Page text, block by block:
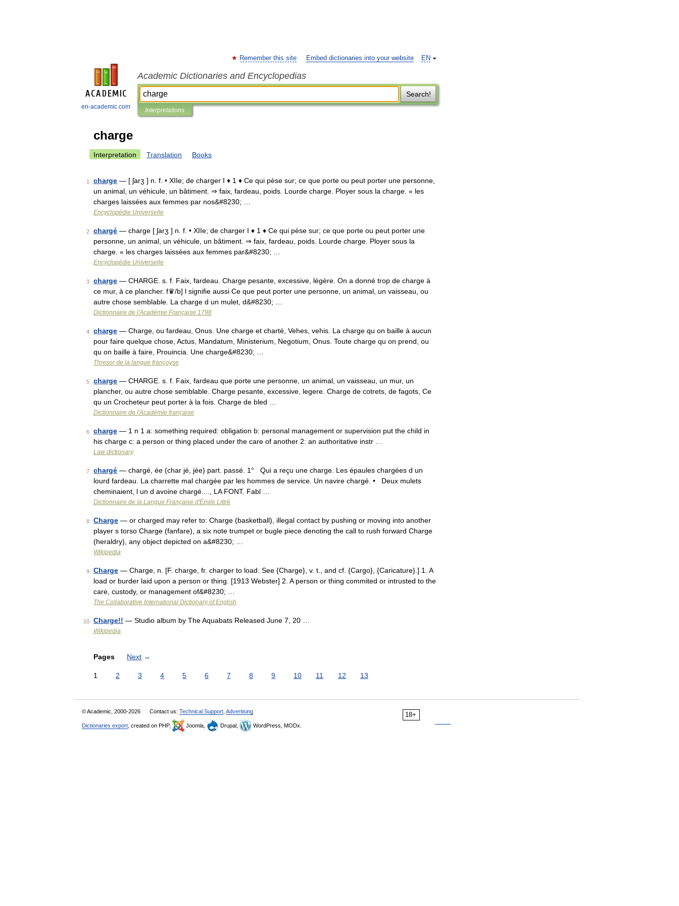
en-academic.com
EN
Remember this site Embed dictionaries into your website
Academic Dictionaries and Encyclopedias
Search!
Interpretations
charge
Interpretation Translation Books
1 charge — [ ʃarʒ ] n. f. • XIIe; de charger I ♦ 1 ♦ Ce qui pèse sur; ce que porte ou peut porter une personne,
un animal, un véhicule, un bâtiment. ⇒ faix, fardeau, poids. Lourde charge. Ployer sous la charge. « les
charges laissées aux femmes par nos&#8230; …
Encyclopédie Universelle
2 chargé — charge [ ʃarʒ ] n. f. • XIIe; de charger I ♦ 1 ♦ Ce qui pèse sur; ce que porte ou peut porter une
personne, un animal, un véhicule, un bâtiment. ⇒ faix, fardeau, poids. Lourde charge. Ployer sous la
charge. « les charges laissées aux femmes par&#8230; …
Encyclopédie Universelle
3 charge — CHARGE. s. f. Faix, fardeau. Charge pesante, excessive, légère. On a donné trop de charge à
ce mur, à ce plancher. f♛/b] l signifie aussi Ce que peut porter une personne, un animal, un vaisseau, ou
autre chose semblable. La charge d un mulet, d&#8230; …
Dictionnaire de l'Académie Française 1798
4 charge — Charge, ou fardeau, Onus. Une charge et charté, Vehes, vehis. La charge qu on baille à aucun
pour faire quelque chose, Actus, Mandatum, Ministerium, Negotium, Onus. Toute charge qu on prend, ou
qu on baille à faire, Prouincia. Une charge&#8230; …
Thresor de la langue françoyse
5 charge — CHARGE. s. f. Faix, fardeau que porte une personne, un animal, un vaisseau, un mur, un
plancher, ou autre chose semblable. Charge pesante, excessive, legere. Charge de cotrets, de fagots, Ce
qu un Crocheteur peut porter à la fois. Charge de bled …
Dictionnaire de l'Académie française
6 charge — 1 n 1 a: something required: obligation b: personal management or supervision put the child in
his charge c: a person or thing placed under the care of another 2: an authoritative instr …
Law dictionary
7 chargé — chargé, ée (char jé, jée) part. passé. 1° Qui a reçu une charge. Les épaules chargées d un
lourd fardeau. La charrette mal chargée par les hommes de service. Un navire chargé. • Deux mulets
cheminaient, l un d avoine chargé...., LA FONT. Fabl …
Dictionnaire de la Langue Française d'Émile Littré
8 Charge — or charged may refer to: Charge (basketball), illegal contact by pushing or moving into another
player s torso Charge (fanfare), a six note trumpet or bugle piece denoting the call to rush forward Charge
(heraldry), any object depicted on a&#8230; …
Wikipedia
9 Charge — Charge, n. [F. charge, fr. charger to load. See {Charge}, v. t., and cf. {Cargo}, {Caricature}.] 1. A
load or burder laid upon a person or thing. [1913 Webster] 2. A person or thing commited or intrusted to the
care, custody, or management of&#8230; …
The Collaborative International Dictionary of English
10 Charge!! — Studio album by The Aquabats Released June 7, 20 …
Wikipedia
Pages Next →
1 2 3 4 5 6 7 8 9 10 11 12 13
18+
© Academic, 2000-2026 Contact us: Technical Support Advertising
Dictionaries export , created on PHP, Joomla, Drupal, WordPress, MODx.